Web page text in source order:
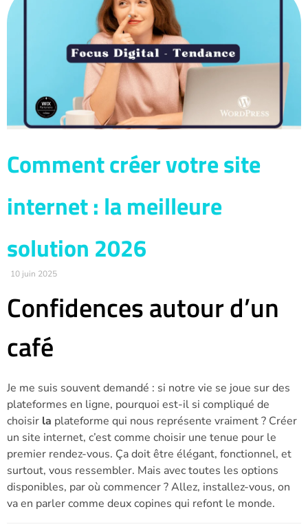
Comment créer votre site
internet : la meilleure
solution 2026
10 juin 2025
Confidences autour d’un
café
Je me suis souvent demandé : si notre vie se joue sur des
plateformes en ligne, pourquoi est-il si compliqué de
choisir la plateforme qui nous représente vraiment ? Créer
un site internet, c’est comme choisir une tenue pour le
premier rendez-vous. Ça doit être élégant, fonctionnel, et
surtout, vous ressembler. Mais avec toutes les options
disponibles, par où commencer ? Allez, installez-vous, on
va en parler comme deux copines qui refont le monde.